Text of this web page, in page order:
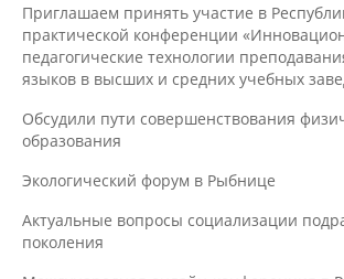
Приглашаем принять участие в
практической конференции
педагогические технологии
языков в высших и средних учебных
Обсудили пути совершенствования
образования
Экологический форум в Рыбнице
Актуальные вопросы социализации
поколения